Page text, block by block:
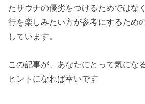
たサウナの優劣をつけるためではな
行を楽しみたい方が参考にするため
しています。
この記事が、あなたにとって気にな
ヒントになれば幸いです